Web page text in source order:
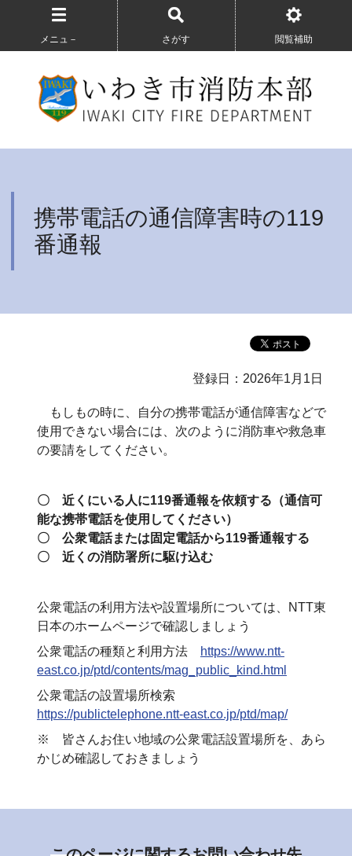
メニュ－ さがす 閲覧補助
携帯電話の通信障害時の119
番通報
登録日：2026年1月1日
もしもの時に、自分の携帯電話が通信障害などで
使用できない場合には、次のように消防車や救急車
の要請をしてください。
〇 近くにいる人に119番通報を依頼する（通信可
能な携帯電話を使用してください）
〇 公衆電話または固定電話から119番通報する
〇 近くの消防署所に駆け込む
公衆電話の利用方法や設置場所については、NTT東
日本のホームページで確認しましょう
公衆電話の種類と利用方法
https://www.ntt-
east.co.jp/ptd/contents/mag_public_kind.html
公衆電話の設置場所検索
https://publictelephone.ntt-east.co.jp/ptd/map/
※ 皆さんお住い地域の公衆電話設置場所を、あら
かじめ確認しておきましょう